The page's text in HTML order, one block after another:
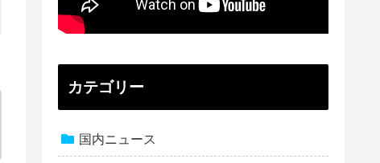
カテゴリー
国内ニュース